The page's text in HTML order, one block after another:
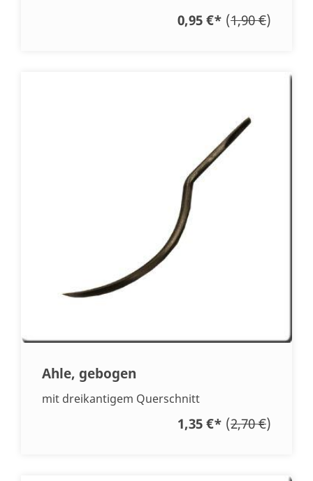
0,95 €* (1,90 €)
Ahle, gebogen
mit dreikantigem Querschnitt
1,35 €* (2,70 €)